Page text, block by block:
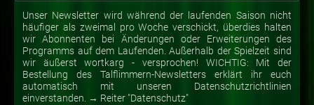
Unser Newsletter wird während der laufenden Saison nicht
häufiger als zweimal pro Woche verschickt, überdies halten
wir Abonnenten bei Änderungen oder Erweiterungen des
Programms auf dem Laufenden. Außerhalb der Spielzeit sind
wir äußerst wortkarg - versprochen! WICHTIG: Mit der
Bestellung des Talflimmern-Newsletters erklärt ihr euch
automatisch mit unseren Datenschutzrichtlinien
einverstanden. → Reiter "Datenschutz"